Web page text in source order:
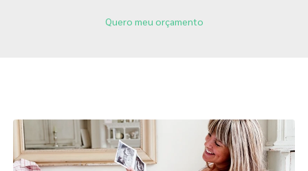
Quero meu orçamento